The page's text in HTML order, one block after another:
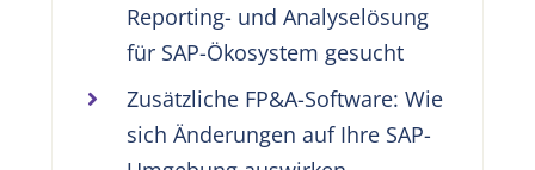
Reporting- und Analyselösung
für SAP-Ökosystem gesucht
Zusätzliche FP&A-Software: Wie
sich Änderungen auf Ihre SAP-